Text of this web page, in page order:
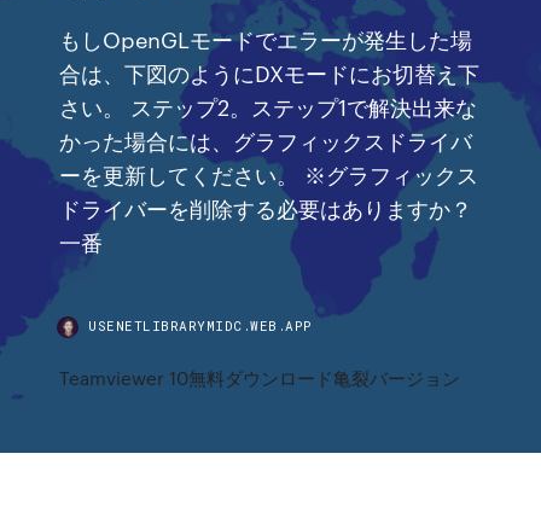
もしOpenGLモードでエラーが発生した場
合は、下図のようにDXモードにお切替え下
さい。 ステップ2。ステップ1で解決出来な
かった場合には、グラフィックスドライバ
ーを更新してください。 ※グラフィックス
ドライバーを削除する必要はありますか？
一番
USENETLIBRARYMIDC.WEB.APP
Teamviewer 10無料ダウンロード亀裂バージョン